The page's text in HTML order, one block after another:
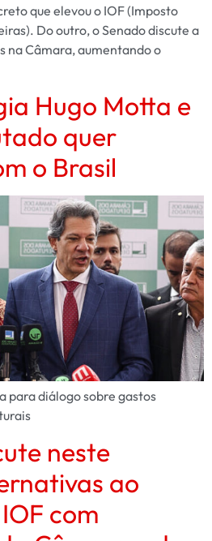
que elevou o IOF (Imposto
Do outro, o Senado discute a
na Câmara, aumentando o
Hugo Motta e
quer
o Brasil
para diálogo sobre gastos
neste
ao
com